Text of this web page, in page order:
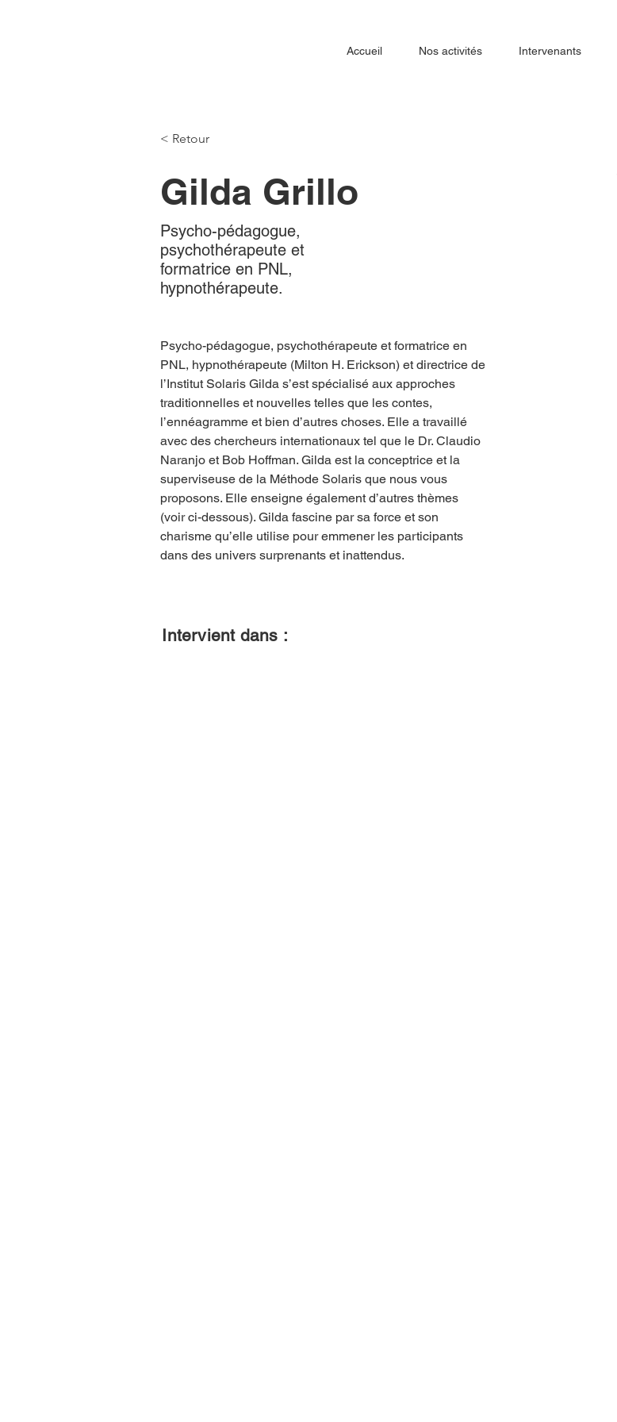
Accueil Nos activités Intervenants
< Retour
Gilda Grillo
Psycho-pédagogue,
psychothérapeute et
formatrice en PNL,
hypnothérapeute.
Psycho-pédagogue, psychothérapeute et formatrice en
PNL, hypnothérapeute (Milton H. Erickson) et directrice de
l’Institut Solaris Gilda s’est spécialisé aux approches
traditionnelles et nouvelles telles que les contes,
l’ennéagramme et bien d’autres choses. Elle a travaillé
avec des chercheurs internationaux tel que le Dr. Claudio
Naranjo et Bob Hoffman. Gilda est la conceptrice et la
superviseuse de la Méthode Solaris que nous vous
proposons. Elle enseigne également d’autres thèmes
(voir ci-dessous). Gilda fascine par sa force et son
charisme qu’elle utilise pour emmener les participants
dans des univers surprenants et inattendus.
Intervient dans :